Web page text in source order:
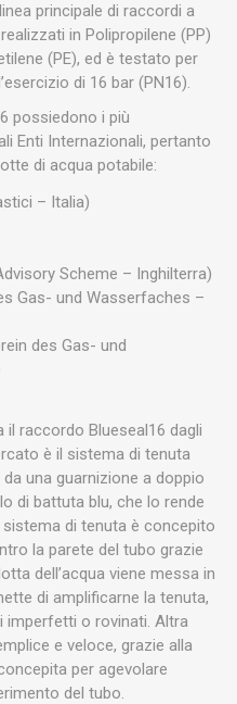
principale di raccordi a
in Polipropilene (PP)
(PE), ed è testato per
di 16 bar (PN16).
possiedono i più
Enti Internazionali, pertanto
di acqua potabile:
– Italia)
Scheme – Inghilterra)
Gas- und Wasserfaches –
des Gas- und
raccordo Blueseal16 dagli
è il sistema di tenuta
una guarnizione a doppio
di battuta blu, che lo rende
di tenuta è concepito
la parete del tubo grazie
dell’acqua viene messa in
di amplificarne la tenuta,
imperfetti o rovinati. Altra
e veloce, grazie alla
per agevolare
del tubo.